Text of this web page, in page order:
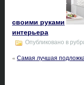
своими руками
интерьера
Опубликовано в
« Самая лучшая